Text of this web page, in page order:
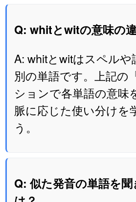
Q: whitとwitの意味の
A: whitとwitはスペルや
別の単語です。上記の
ションで各単語の意味
脈に応じた使い分けを
う。
Q: 似た発音の単語を